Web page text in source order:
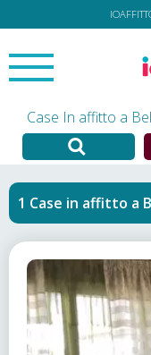
Case In affitto a
Case in affitto a